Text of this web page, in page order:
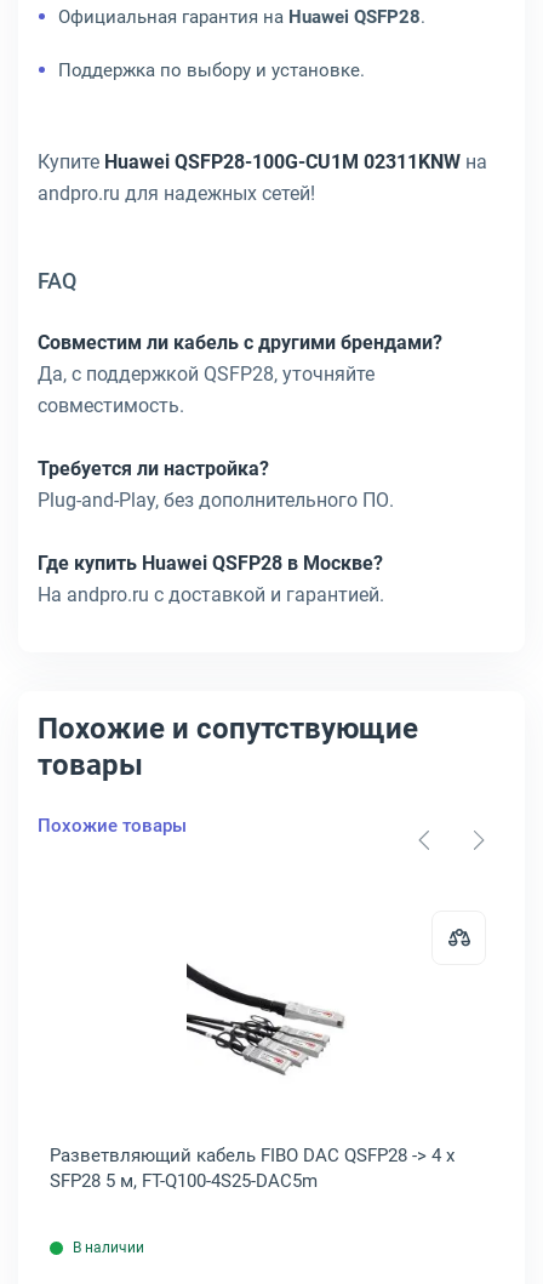
Официальная гарантия на Huawei QSFP28.
Поддержка по выбору и установке.
Купите Huawei QSFP28-100G-CU1M 02311KNW на
andpro.ru для надежных сетей!
FAQ
Совместим ли кабель с другими брендами?
Да, с поддержкой QSFP28, уточняйте
совместимость.
Требуется ли настройка?
Plug-and-Play, без дополнительного ПО.
Где купить Huawei QSFP28 в Москве?
На andpro.ru с доставкой и гарантией.
Похожие и сопутствующие
товары
Похожие товары
кабель Cisco Catalyst 9300 StackWise-480 Type 1 Stack -&gt;
Открыть товар: Разветвляющий
Разветвляющий кабель FIBO DAC QSFP28 -> 4 x
SFP28 5 м, FT-Q100-4S25-DAC5m
В наличии